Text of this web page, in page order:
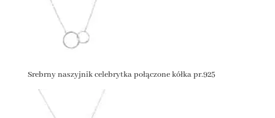
Srebrny naszyjnik celebrytka połączone kółka pr.925